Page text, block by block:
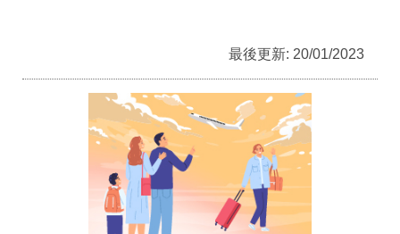
最後更新: 20/01/2023